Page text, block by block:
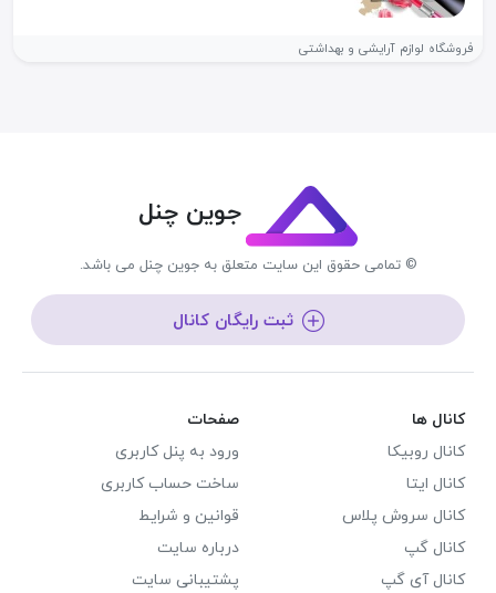
فروشگاه لوازم آرایشی و بهداشتی
جوین چنل
© تمامی حقوق این سایت متعلق به جوین چنل می باشد.
ثبت رایگان کانال
کانال ها
کانال روبیکا
کانال ایتا
کانال سروش پلاس
کانال گپ
کانال آی گپ
صفحات
ورود به پنل کاربری
ساخت حساب کاربری
قوانین و شرایط
درباره سایت
پشتیبانی سایت